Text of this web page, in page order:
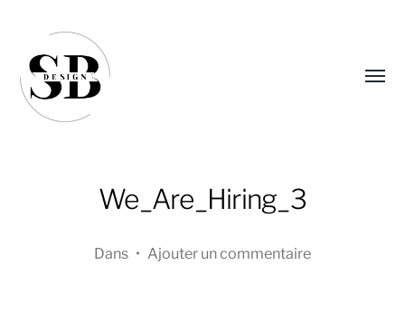
We_Are_Hiring_3
Dans • Ajouter un commentaire